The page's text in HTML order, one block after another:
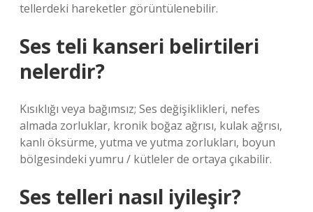
tellerdeki hareketler görüntülenebilir.
Ses teli kanseri belirtileri
nelerdir?
Kısıklığı veya bağımsız; Ses değişiklikleri, nefes
almada zorluklar, kronik boğaz ağrısı, kulak ağrısı,
kanlı öksürme, yutma ve yutma zorlukları, boyun
bölgesindeki yumru / kütleler de ortaya çıkabilir.
Ses telleri nasıl iyileşir?